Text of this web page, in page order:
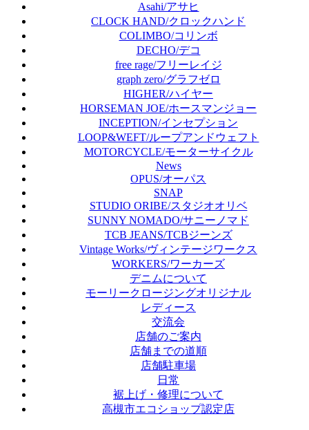
Asahi/アサヒ
CLOCK HAND/クロックハンド
COLIMBO/コリンボ
DECHO/デコ
free rage/フリーレイジ
graph zero/グラフゼロ
HIGHER/ハイヤー
HORSEMAN JOE/ホースマンジョー
INCEPTION/インセプション
LOOP&WEFT/ループアンドウェフト
MOTORCYCLE/モーターサイクル
News
OPUS/オーパス
SNAP
STUDIO ORIBE/スタジオオリベ
SUNNY NOMADO/サニーノマド
TCB JEANS/TCBジーンズ
Vintage Works/ヴィンテージワークス
WORKERS/ワーカーズ
デニムについて
モーリークロージングオリジナル
レディース
交流会
店舗のご案内
店舗までの道順
店舗駐車場
日常
裾上げ・修理について
高槻市エコショップ認定店